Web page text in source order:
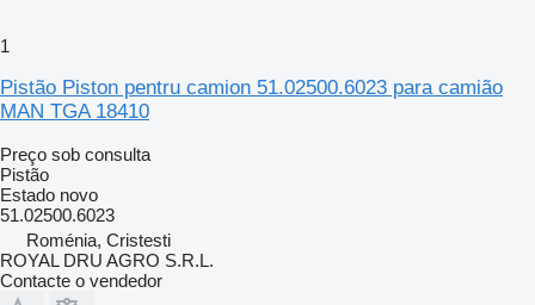
1
Pistão Piston pentru camion 51.02500.6023 para camião
MAN TGA 18410
Preço sob consulta
Pistão
Estado novo
51.02500.6023
Roménia, Cristesti
ROYAL DRU AGRO S.R.L.
Contacte o vendedor